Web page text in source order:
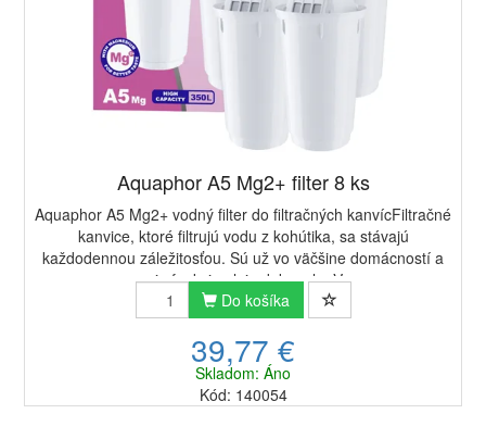
Aquaphor A5 Mg2+ filter 8 ks
Aquaphor A5 Mg2+ vodný filter do filtračných kanvícFiltračné
kanvice, ktoré filtrujú vodu z kohútika, sa stávajú
každodennou záležitosťou. Sú už vo väčšine domácností a
svoju funkciu plnia dokonale. V...
Do košíka
39,77 €
Skladom: Áno
Kód: 140054